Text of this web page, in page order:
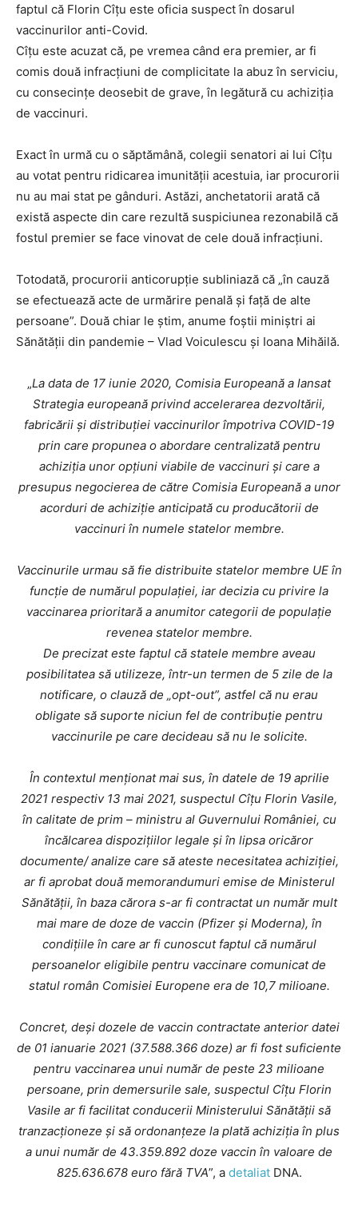
faptul că Florin Cîțu este oficia suspect în dosarul
vaccinurilor anti-Covid.
Cîțu este acuzat că, pe vremea când era premier, ar fi
comis două infracțiuni de complicitate la abuz în serviciu,
cu consecințe deosebit de grave, în legătură cu achiziția
de vaccinuri.
Exact în urmă cu o săptămână, colegii senatori ai lui Cîțu
au votat pentru ridicarea imunității acestuia, iar procurorii
nu au mai stat pe gânduri. Astăzi, anchetatorii arată că
există aspecte din care rezultă suspiciunea rezonabilă că
fostul premier se face vinovat de cele două infracțiuni.
Totodată, procurorii anticorupție subliniază că „în cauză
se efectuează acte de urmărire penală și față de alte
persoane”. Două chiar le știm, anume foștii miniștri ai
Sănătății din pandemie – Vlad Voiculescu și Ioana Mihăilă.
„La data de 17 iunie 2020, Comisia Europeană a lansat
Strategia europeană privind accelerarea dezvoltării,
fabricării și distribuției vaccinurilor împotriva COVID-19
prin care propunea o abordare centralizată pentru
achiziția unor opțiuni viabile de vaccinuri și care a
presupus negocierea de către Comisia Europeană a unor
acorduri de achiziție anticipată cu producătorii de
vaccinuri în numele statelor membre.
Vaccinurile urmau să fie distribuite statelor membre UE în
funcție de numărul populației, iar decizia cu privire la
vaccinarea prioritară a anumitor categorii de populație
revenea statelor membre.
De precizat este faptul că statele membre aveau
posibilitatea să utilizeze, într-un termen de 5 zile de la
notificare, o clauză de „opt-out”, astfel că nu erau
obligate să suporte niciun fel de contribuție pentru
vaccinurile pe care decideau să nu le solicite.
În contextul menționat mai sus, în datele de 19 aprilie
2021 respectiv 13 mai 2021, suspectul Cîțu Florin Vasile,
în calitate de prim – ministru al Guvernului României, cu
încălcarea dispozițiilor legale și în lipsa oricăror
documente/ analize care să ateste necesitatea achiziției,
ar fi aprobat două memorandumuri emise de Ministerul
Sănătății, în baza cărora s-ar fi contractat un număr mult
mai mare de doze de vaccin (Pfizer și Moderna), în
condițiile în care ar fi cunoscut faptul că numărul
persoanelor eligibile pentru vaccinare comunicat de
statul român Comisiei Europene era de 10,7 milioane.
Concret, deși dozele de vaccin contractate anterior datei
de 01 ianuarie 2021 (37.588.366 doze) ar fi fost suficiente
pentru vaccinarea unui număr de peste 23 milioane
persoane, prin demersurile sale, suspectul Cîțu Florin
Vasile ar fi facilitat conducerii Ministerului Sănătății să
tranzacționeze și să ordonanțeze la plată achiziția în plus
a unui număr de 43.359.892 doze vaccin în valoare de
825.636.678 euro fără TVA”, a detaliat DNA.